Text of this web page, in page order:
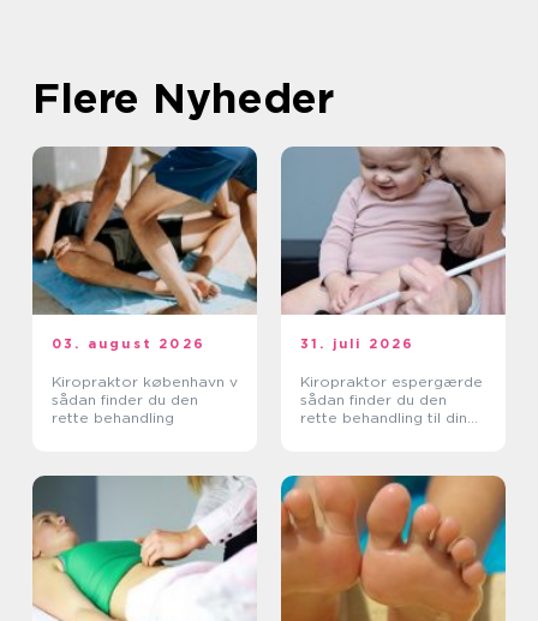
Flere Nyheder
03. august 2026
Kiropraktor københavn v
sådan finder du den
rette behandling
31. juli 2026
Kiropraktor espergærde
sådan finder du den
rette behandling til dine